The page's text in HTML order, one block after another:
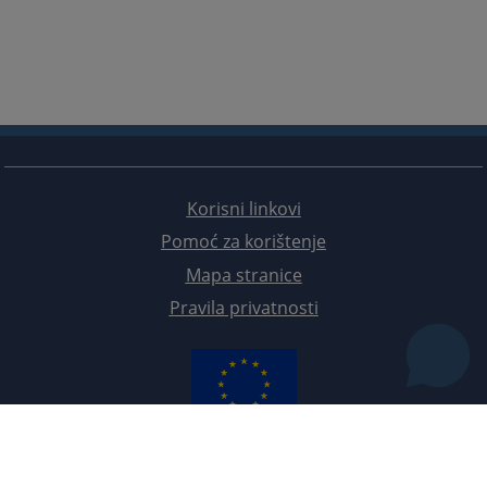
Korisni linkovi
Pomoć za korištenje
Mapa stranice
Pravila privatnosti